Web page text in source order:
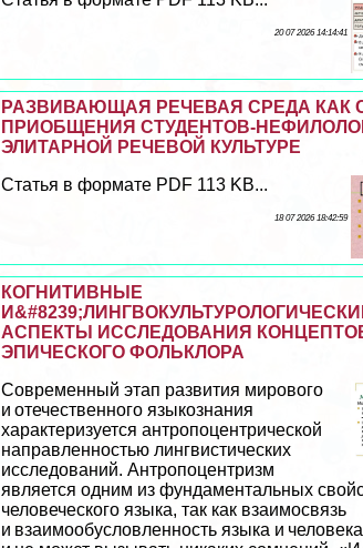
20 07 2026 14:14:41
РАЗВИВАЮЩАЯ РЕЧЕВАЯ СРЕДА КАК
ПРИОБЩЕНИЯ СТУДЕНТОВ-
ЭЛИТАРНОЙ РЕЧЕВОЙ КУЛЬТУРЕ
Статья в формате PDF 113 KB...
18 07 2026 18:42:59
КОГНИТИВНЫЕ
АСПЕКТЫ ИССЛЕДОВАНИЯ
ЭПИЧЕСКОГО ФОЛЬКЛОРА
Современный этап развития мирового
и отечественного языкознания
хаpaктеризуется антропоцентрической
направленностью лингвистических
исследований. Антропоцентризм
является одним из фундаментальных
человеческого языка, так как взаимосвязь
и взаимообусловленность языка и